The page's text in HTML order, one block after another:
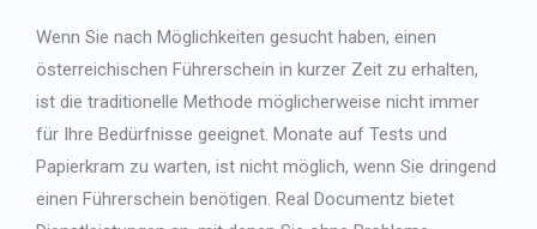
Wenn Sie nach Möglichkeiten gesucht haben, einen
österreichischen Führerschein in kurzer Zeit zu erhalten,
ist die traditionelle Methode möglicherweise nicht immer
für Ihre Bedürfnisse geeignet. Monate auf Tests und
Papierkram zu warten, ist nicht möglich, wenn Sie dringend
einen Führerschein benötigen. Real Documentz bietet